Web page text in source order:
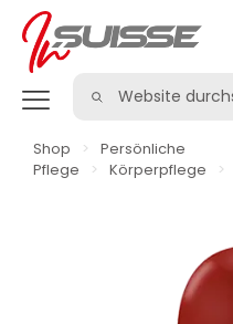
Shop >
Persönliche
Pflege
> Körperpflege >